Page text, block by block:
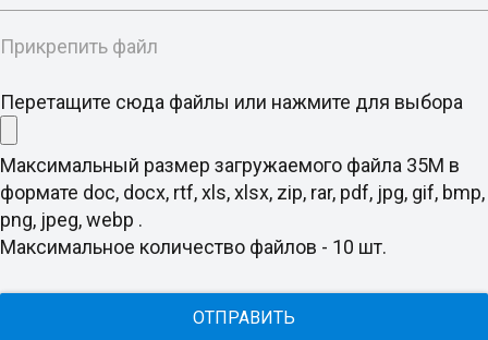
Прикрепить файл
Перетащите сюда файлы или нажмите для выбора
Максимальный размер загружаемого файла 35M в
формате doc, docx, rtf, xls, xlsx, zip, rar, pdf, jpg, gif, bmp,
png, jpeg, webp .
Максимальное количество файлов - 10 шт.
ОТПРАВИТЬ